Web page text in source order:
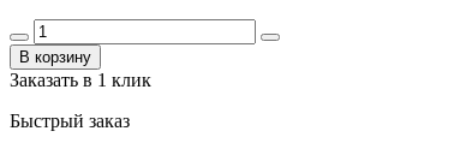
В корзину
Заказать в 1 клик
Быстрый заказ